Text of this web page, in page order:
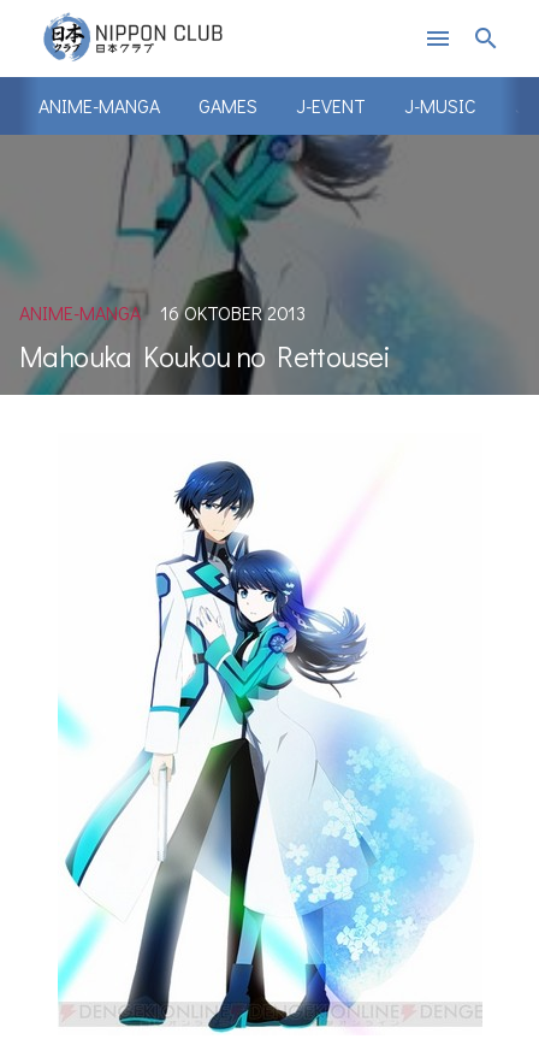
menu search
ANIME-MANGA GAMES J-EVENT J-MUSIC J-
ANIME-MANGA 16 OKTOBER 2013
Mahouka Koukou no Rettousei